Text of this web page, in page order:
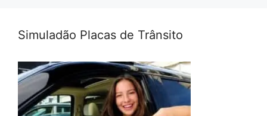
Simuladão Placas de Trânsito